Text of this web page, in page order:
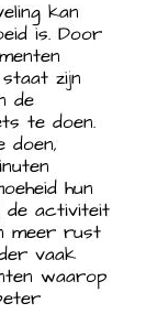
kan
is. Door
zijn
de
te doen.
doen,
hun
de activiteit
meer rust
vaak
waarop